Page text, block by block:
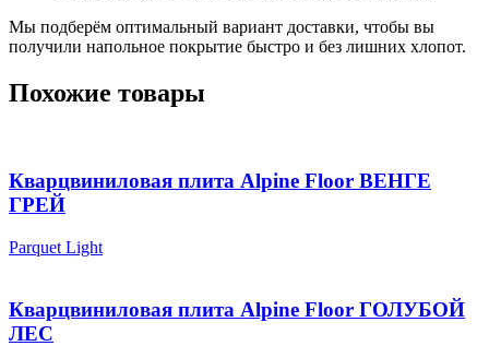
Мы подберём оптимальный вариант доставки, чтобы вы
получили напольное покрытие быстро и без лишних хлопот.
Похожие товары
Кварцвиниловая плита Alpine Floor ВЕНГЕ
ГРЕЙ
Parquet Light
Кварцвиниловая плита Alpine Floor ГОЛУБОЙ
ЛЕС